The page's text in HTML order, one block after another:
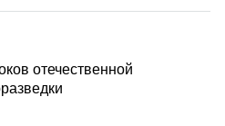
отечественной